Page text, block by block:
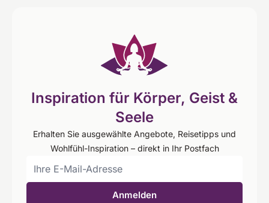
Inspiration für Körper, Geist &
Seele
Erhalten Sie ausgewählte Angebote, Reisetipps und
Wohlfühl-Inspiration – direkt in Ihr Postfach
Anmelden